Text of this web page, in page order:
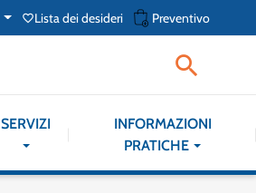
favorite_borderLista dei desideri shopping_cart Preventivo

SERVIZI
INFORMAZIONI
PRATICHE